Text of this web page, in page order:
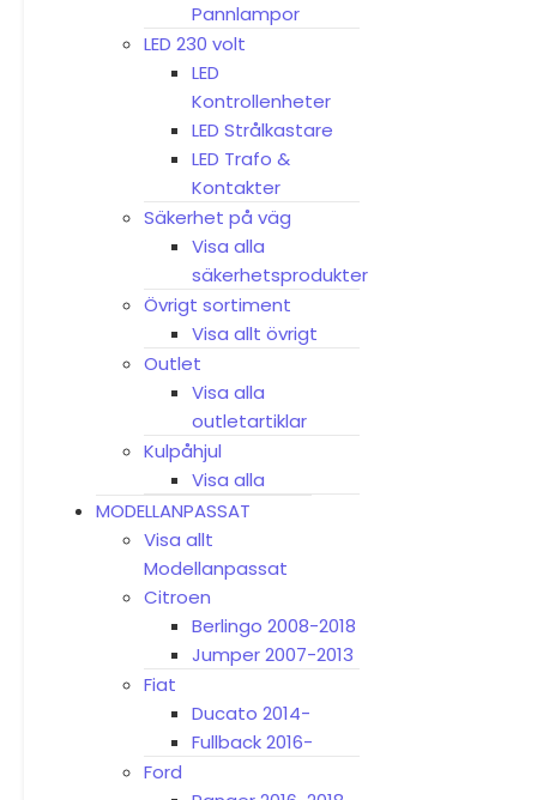
Pannlampor
LED 230 volt
LED
Kontrollenheter
LED Strålkastare
LED Trafo &
Kontakter
Säkerhet på väg
Visa alla
säkerhetsprodukter
Övrigt sortiment
Visa allt övrigt
Outlet
Visa alla
outletartiklar
Kulpåhjul
Visa alla
MODELLANPASSAT
Visa allt
Modellanpassat
Citroen
Berlingo 2008-2018
Jumper 2007-2013
Fiat
Ducato 2014-
Fullback 2016-
Ford